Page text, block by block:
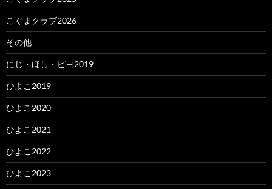
こぐまクラブ2026
その他
にじ・ほし・ピヨ2019
ひよこ2019
ひよこ2020
ひよこ2021
ひよこ2022
ひよこ2023